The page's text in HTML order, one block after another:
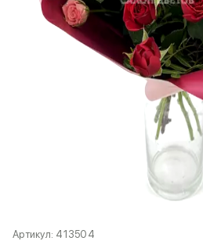
Артикул: 413504